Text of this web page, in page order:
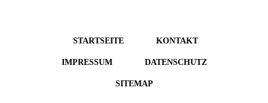
STARTSEITE KONTAKT
IMPRESSUM DATENSCHUTZ
SITEMAP